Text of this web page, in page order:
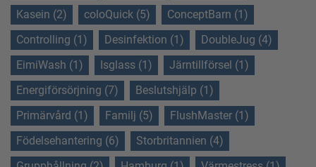
Kasein (2)
coloQuick (5)
ConceptBarn (1)
Controlling (1)
Desinfektion (1)
DoubleJug (4)
EimiWash (1)
Isglass (1)
Järntillförsel (1)
Energiförsörjning (7)
Beslutshjälp (1)
Primärvård (1)
Familj (5)
FlushMaster (1)
Födelsehantering (6)
Storbritannien (4)